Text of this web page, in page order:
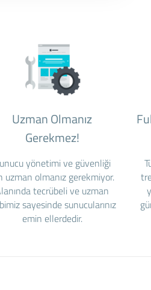
Uzman Olmanız
Gerekmez!
yönetimi ve güvenliği
uzman olmanız gerekmiyor.
tecrübeli ve uzman
sayesinde sunucularınız
emin ellerdedir.